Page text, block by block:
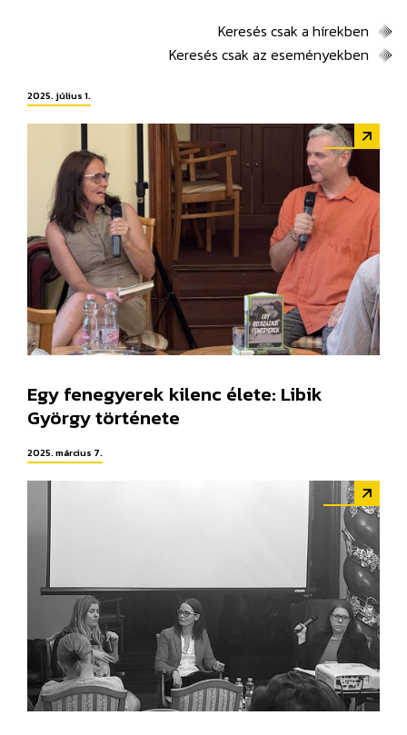
Keresés csak a hírekben
Keresés csak az eseményekben
2025. július 1.
Egy fenegyerek kilenc élete: Libik
György története
2025. március 7.